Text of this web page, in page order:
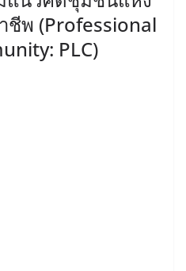
ชีพ (Professional
PLC)